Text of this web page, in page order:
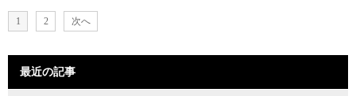
1 2 次へ
最近の記事